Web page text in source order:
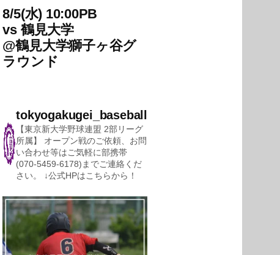
8/5(水) 10:00PB
vs鶴見大学
@鶴見大学獅子ヶ谷グ
ラウンド
tokyogakugei_baseball
【東京新大学野球連盟 2部リーグ
所属】
オープン戦のご依頼、お問
い合わせ等はご気軽に部携帯
(070-5459-6178)までご連絡くだ
さい。
↓公式HPはこちらから！